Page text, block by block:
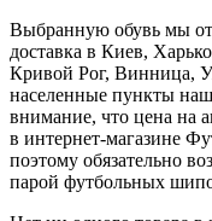
Выбранную обувь мы
доставка в Киев,
Кривой Рог, Винница,
населенные пункты
внимание, что цена на
в интернет-магазине
поэтому обязательно
парой футбольных